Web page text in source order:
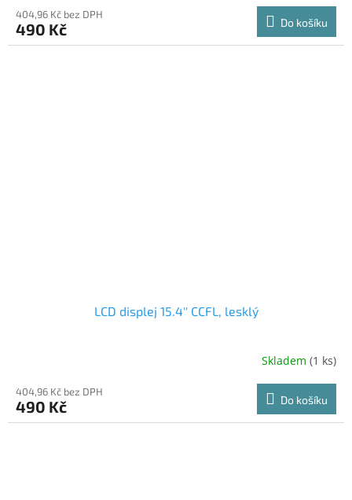
404,96 Kč bez DPH
490 Kč Do košíku
LCD displej 15.4'' CCFL, lesklý
Skladem (1 ks)
404,96 Kč bez DPH
490 Kč Do košíku